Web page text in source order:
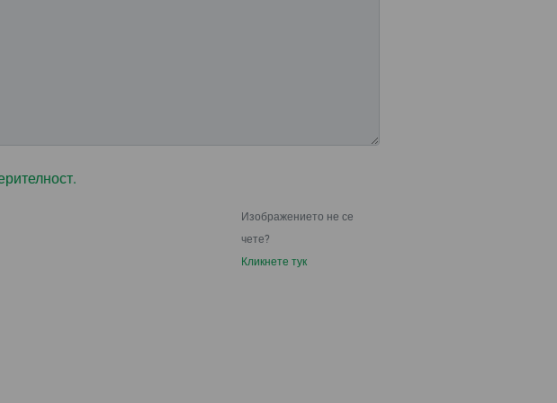
Изображението не се
чете?
Кликнете тук